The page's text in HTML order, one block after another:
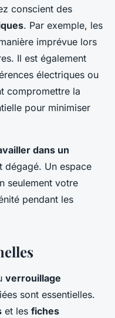
conscient des
. Par exemple, les
imprévue lors
Il est également
électriques ou
compromettre la
pour minimiser
dans un
dégagé. Un espace
seulement votre
pendant les
verrouillage
sont essentielles.
et les fiches